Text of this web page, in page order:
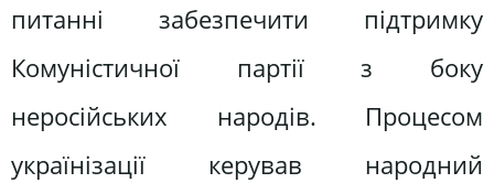
питанні забезпечити підтримку
Комуністичної партії з боку
неросійських народів. Процесом
українізації керував народний